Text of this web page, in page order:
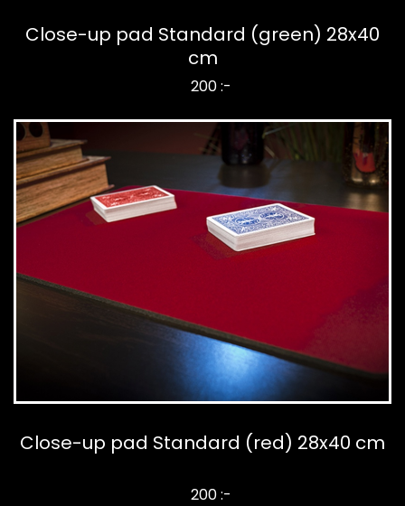
Close-up pad Standard (green) 28x40
cm
200 :-
Close-up pad Standard (red) 28x40 cm
200 :-